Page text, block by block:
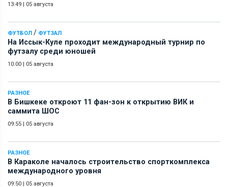
13:49 | 05 августа
ФУТБОЛ / ФУТЗАЛ
На Иссык-Куле проходит международный турнир по
футзалу среди юношей
10:00 | 05 августа
РАЗНОЕ
В Бишкеке откроют 11 фан-зон к открытию ВИК и
саммита ШОС
09:55 | 05 августа
РАЗНОЕ
В Караколе началось строительство спорткомплекса
международного уровня
09:50 | 05 августа